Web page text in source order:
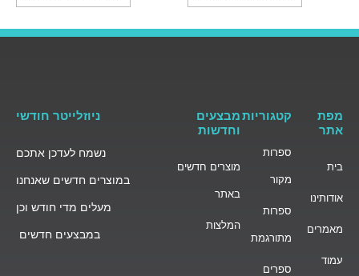
מפת
אתר
בית
אודותינו
מאמרים
עמוד
קטגוריות
ספרות
מקור
ספרות
מתורגמת
ספרים
מבצעים
וחדשות
מוצרים חדשים
באתר
המלצות
ניוזלייטר חודשי
נשמח לעדכן אתכם
במוצרים חדשים שאנחנו
מעלים מדי חודש וכן
במבצעים חדשים